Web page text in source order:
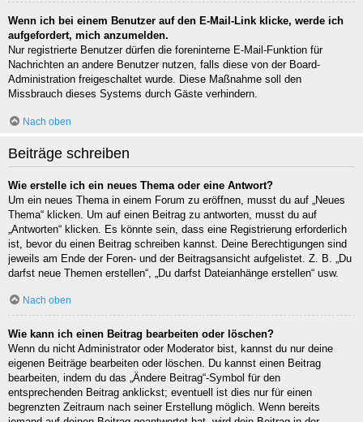
Wenn ich bei einem Benutzer auf den E-Mail-Link klicke, werde ich
aufgefordert, mich anzumelden.
Nur registrierte Benutzer dürfen die foreninterne E-Mail-Funktion für
Nachrichten an andere Benutzer nutzen, falls diese von der Board-
Administration freigeschaltet wurde. Diese Maßnahme soll den
Missbrauch dieses Systems durch Gäste verhindern.
Nach oben
Beiträge schreiben
Wie erstelle ich ein neues Thema oder eine Antwort?
Um ein neues Thema in einem Forum zu eröffnen, musst du auf „Neues
Thema“ klicken. Um auf einen Beitrag zu antworten, musst du auf
„Antworten“ klicken. Es könnte sein, dass eine Registrierung erforderlich
ist, bevor du einen Beitrag schreiben kannst. Deine Berechtigungen sind
jeweils am Ende der Foren- und der Beitragsansicht aufgelistet. Z. B. „Du
darfst neue Themen erstellen“, „Du darfst Dateianhänge erstellen“ usw.
Nach oben
Wie kann ich einen Beitrag bearbeiten oder löschen?
Wenn du nicht Administrator oder Moderator bist, kannst du nur deine
eigenen Beiträge bearbeiten oder löschen. Du kannst einen Beitrag
bearbeiten, indem du das „Ändere Beitrag“-Symbol für den
entsprechenden Beitrag anklickst; eventuell ist dies nur für einen
begrenzten Zeitraum nach seiner Erstellung möglich. Wenn bereits